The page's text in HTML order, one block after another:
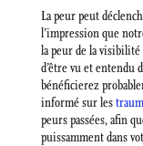
La peur peut
l’impression que
la peur de la
d’être vu et entendu
bénéficierez
informé sur les
peurs passées, afin
puissamment dans